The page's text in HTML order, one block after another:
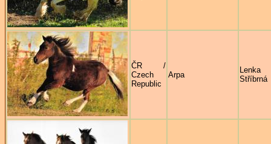
ČR /
Czech
Republic
Arpa
Lenka
Stříbrná